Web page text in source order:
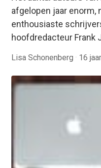
afgelopen jaar enorm,
enthousiaste
hoofdredacteur Frank
Lisa Schonenberg · 16